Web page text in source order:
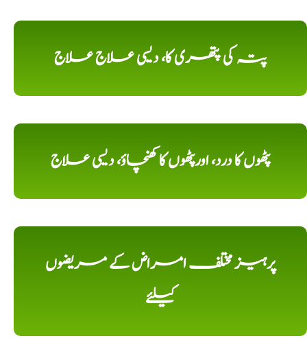
پتہ کی پتھری کا، دیسی علاج علاج
پٹھوں کا درد، اورپٹھوں کا کھنچاؤ، دیسی علاج
پرہیز مختلف امراض کے مریضوں
کیلئے